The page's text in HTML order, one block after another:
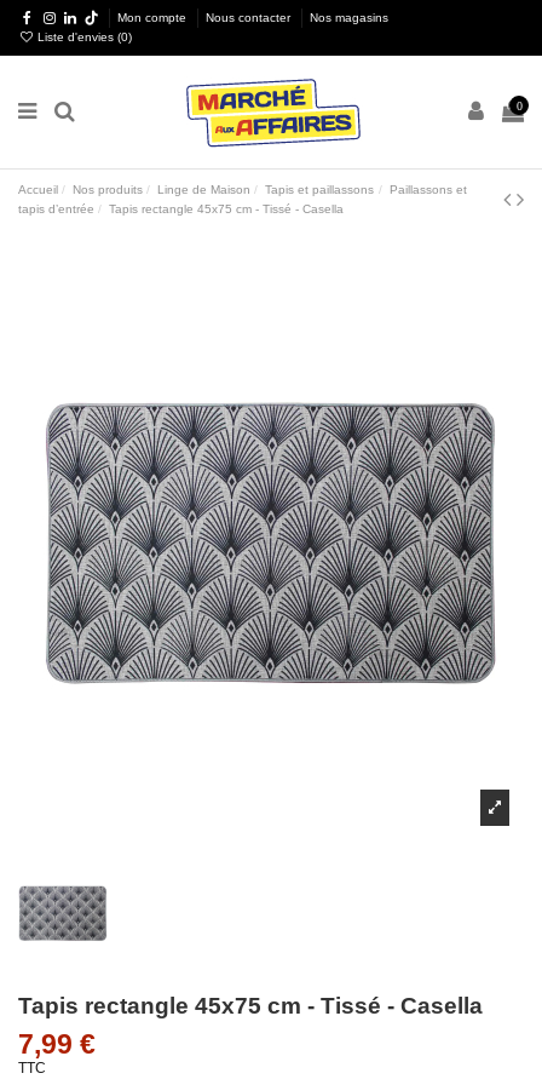
Mon compte Nous contacter
Nos magasins
Liste d'envies (0)
0
Accueil Nos produits Linge de Maison Tapis et paillassons
Paillassons et
tapis d’entrée
Tapis rectangle 45x75 cm - Tissé - Casella
Tapis rectangle 45x75 cm - Tissé - Casella
7,99 €
TTC